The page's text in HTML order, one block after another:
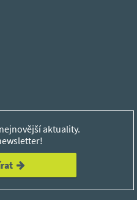
aktuality.